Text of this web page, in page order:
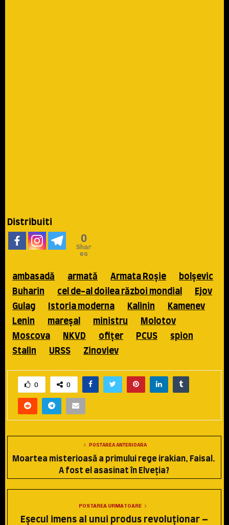
Distribuiti
0
Shar
es
ambasadă armată Armata Roşie
bolşevic
Buharin
cel de-al doilea război mondial
Ejov
Gulag
Istoria moderna Kalinin
Kamenev
Lenin
mareşal ministru
Molotov
Moscova
NKVD ofiţer PCUS
spion
Stalin
URSS Zinoviev
0 0
POSTAREA ANTERIOARA
Moartea misterioasă a primului rege irakian, Faisal.
A fost el asasinat în Elveţia?
POSTAREA URMATOARE
Eşecul imens al unui produs revoluţionar –